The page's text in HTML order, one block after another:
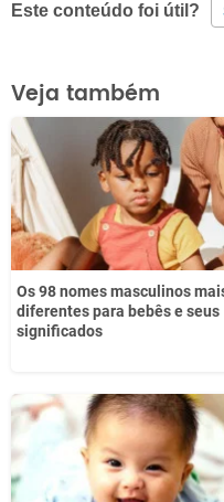
Este conteúdo foi útil?
Este conteúdo contém
Este conteúdo não tem
Outro
Veja também
Os 98 nomes masculinos
diferentes para bebês e seus
significados